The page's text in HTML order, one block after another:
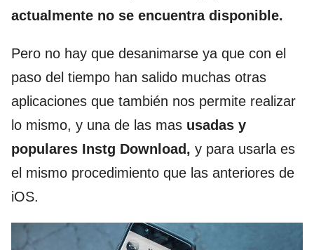
actualmente no se encuentra disponible.
Pero no hay que desanimarse ya que con el
paso del tiempo han salido muchas otras
aplicaciones que también nos permite realizar
lo mismo, y una de las mas usadas y
populares Instg Download, y para usarla es
el mismo procedimiento que las anteriores de
iOS.